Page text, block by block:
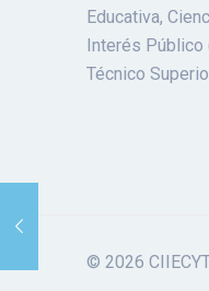
Educativa,
Interés Público
Técnico
© 2026